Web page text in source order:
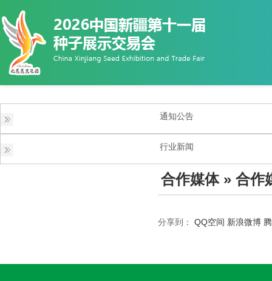
通知公告
行业新闻
合作媒体» 合作
分享到： QQ空间 新浪微博